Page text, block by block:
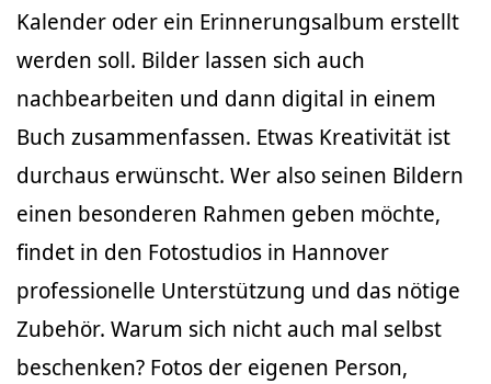
Kalender oder ein Erinnerungsalbum erstellt
werden soll. Bilder lassen sich auch
nachbearbeiten und dann digital in einem
Buch zusammenfassen. Etwas Kreativität ist
durchaus erwünscht. Wer also seinen Bildern
einen besonderen Rahmen geben möchte,
findet in den Fotostudios in Hannover
professionelle Unterstützung und das nötige
Zubehör. Warum sich nicht auch mal selbst
beschenken? Fotos der eigenen Person,